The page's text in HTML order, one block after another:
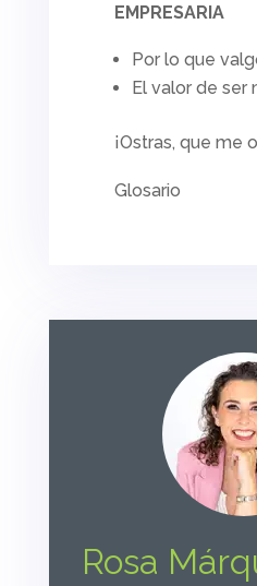
EMPRESARIA
Por lo que
El valor de ser
¡Ostras, que me
Glosario
Rosa